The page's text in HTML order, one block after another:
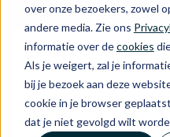
over onze bezoekers, zowel
andere media. Zie ons
informatie over decookies
Als je weigert, zal je
bij je bezoek aan deze
cookie in je browser
dat je niet gevolgd wilt
iPhone 15 iPhone